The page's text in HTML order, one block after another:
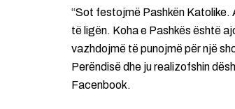
“Sot festojmë Pashkën Katolike.
të ligën. Koha e Pashkës është
vazhdojmë të punojmë për një
Perëndisë dhe ju realizofshin
Facenbook.